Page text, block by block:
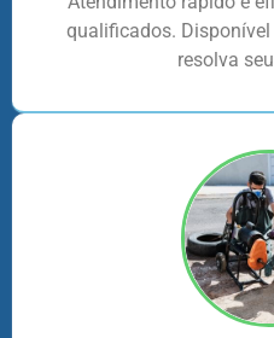
qualificados.
resolva